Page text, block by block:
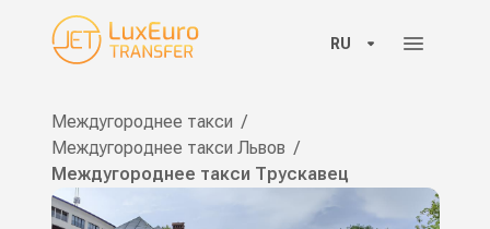
RU
Междугороднее такси /
Междугороднее такси Львов /
Междугороднее такси Трускавец